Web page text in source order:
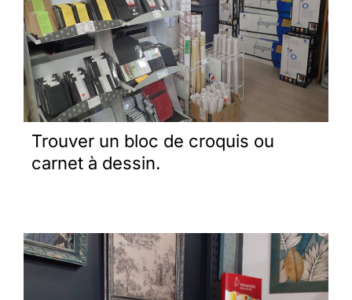
Trouver un bloc de croquis ou
carnet à dessin.